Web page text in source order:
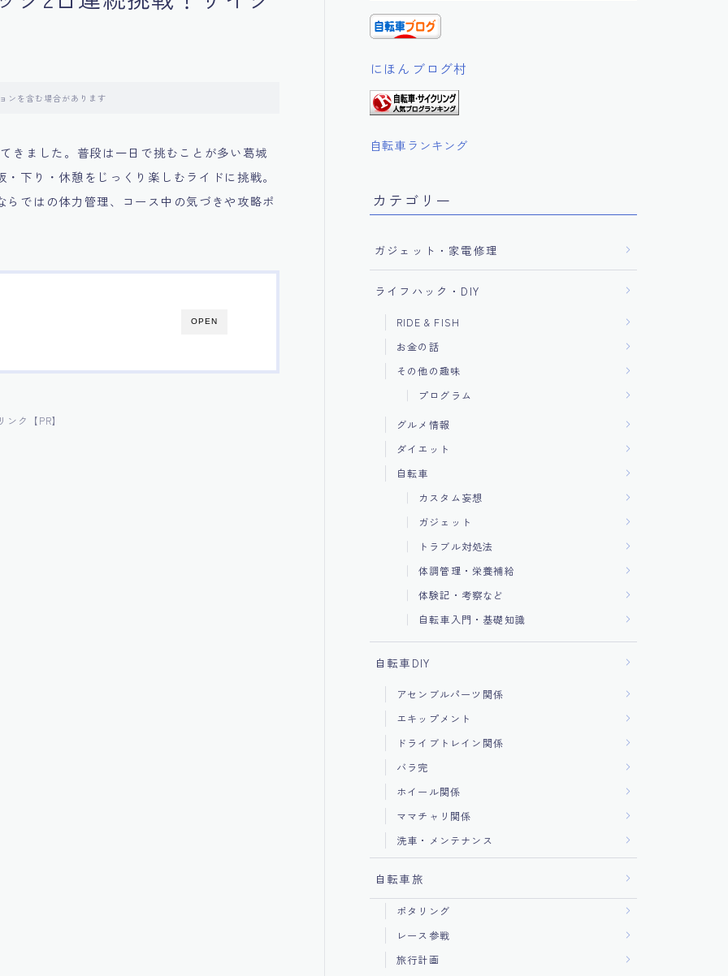
ンを含む場合があります
きました。普段は一日で挑むことが多い葛城
下り・休憩をじっくり楽しむライドに挑戦。
ではの体力管理、コース中の気づきや攻略ポ
OPEN
ンク【PR】
にほんブログ村
自転車ランキング
カテゴリー
ガジェット・家電修理
ライフハック・DIY
RIDE & FISH
お金の話
その他の趣味
プログラム
グルメ情報
ダイエット
自転車
カスタム妄想
ガジェット
トラブル対処法
体調管理・栄養補給
体験記・考察など
自転車入門・基礎知識
自転車DIY
アセンブルパーツ関係
エキップメント
ドライブトレイン関係
バラ完
ホイール関係
ママチャリ関係
洗車・メンテナンス
自転車旅
ポタリング
レース参戦
旅行計画